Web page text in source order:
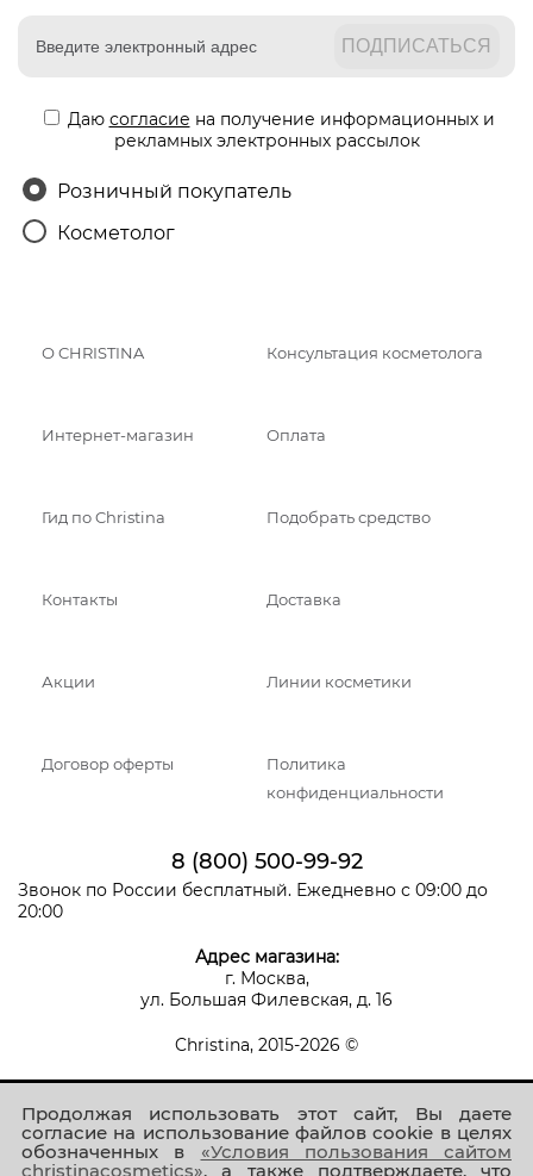
Продолжая использовать этот сайт, Вы даете
согласие на использование файлов cookie в целях
обозначенных в «Условия пользования сайтом
christinacosmetics», а также подтверждаете, что
Даю согласие на получение информационных и
рекламных электронных рассылок
Розничный покупатель
Косметолог
О CHRISTINA Консультация косметолога
Интернет-магазин Оплата
Гид по Christina Подобрать средство
Контакты Доставка
Акции Линии косметики
Договор оферты
Политика
конфиденциальности
8 (800) 500-99-92
Звонок по России бесплатный. Ежедневно с 09:00 до
20:00
Адрес магазина:
г. Москва,
ул. Большая Филевская, д. 16
Christina, 2015-2026 ©